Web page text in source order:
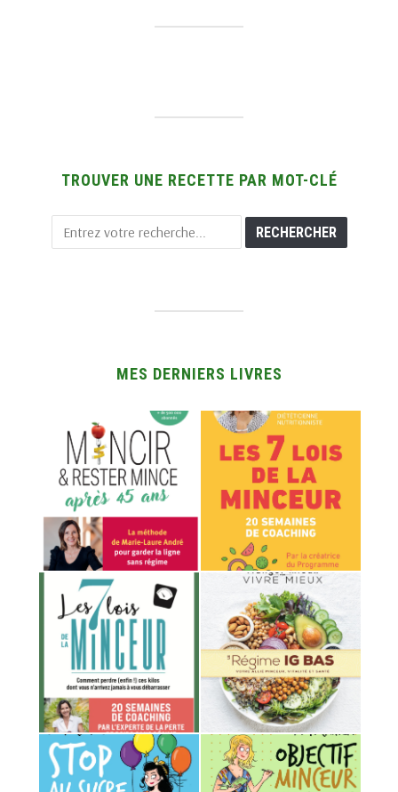
TROUVER UNE RECETTE PAR MOT-CLÉ
MES DERNIERS LIVRES